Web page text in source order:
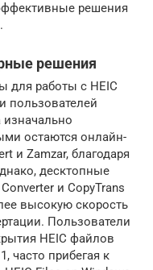
решения
решения
для работы с HEIC
пользователей
изначально
остаются онлайн-
и Zamzar, благодаря
десктопные
и CopyTrans
высокую скорость
Пользователи
HEIC файлов
часто прибегая к